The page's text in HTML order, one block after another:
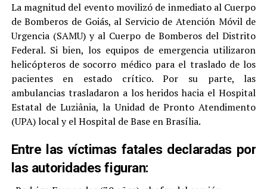
La magnitud del evento movilizó de inmediato al Cuerpo
de Bomberos de Goiás, al Servicio de Atención Móvil de
Urgencia (SAMU) y al Cuerpo de Bomberos del Distrito
Federal. Si bien, los equipos de emergencia utilizaron
helicópteros de socorro médico para el traslado de los
pacientes en estado crítico. Por su parte, las
ambulancias trasladaron a los heridos hacia el Hospital
Estatal de Luziânia, la Unidad de Pronto Atendimento
(UPA) local y el Hospital de Base en Brasília.
Entre las víctimas fatales declaradas por
las autoridades figuran: